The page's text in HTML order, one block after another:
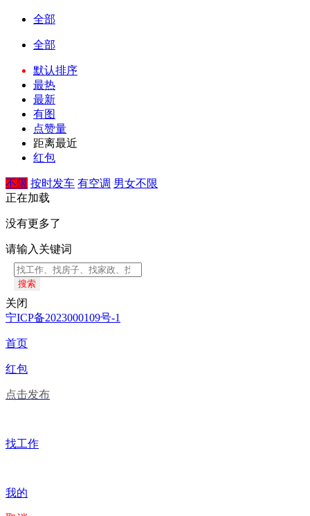
全部
全部
默认排序
最热
最新
有图
点赞量
距离最近
红包
不限 按时发车 有空调 男女不限
正在加载
没有更多了
请输入关键词
搜索
关闭
宁ICP备2023000109号-1
首页
红包
点击发布
找工作
我的